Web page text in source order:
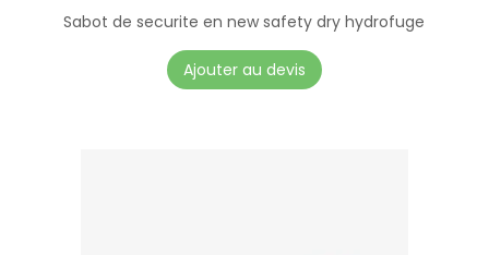
Sabot de securite en new safety dry hydrofuge
Ajouter au devis